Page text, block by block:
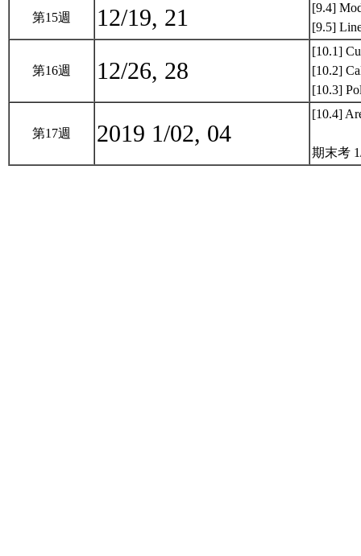
第15週 12/19, 21
[9.4]
[9.5]
第16週 12/26, 28
[10.1]
[10.2]
[10.3]
第17週 2019 1/02, 04
[10.4]
期末考